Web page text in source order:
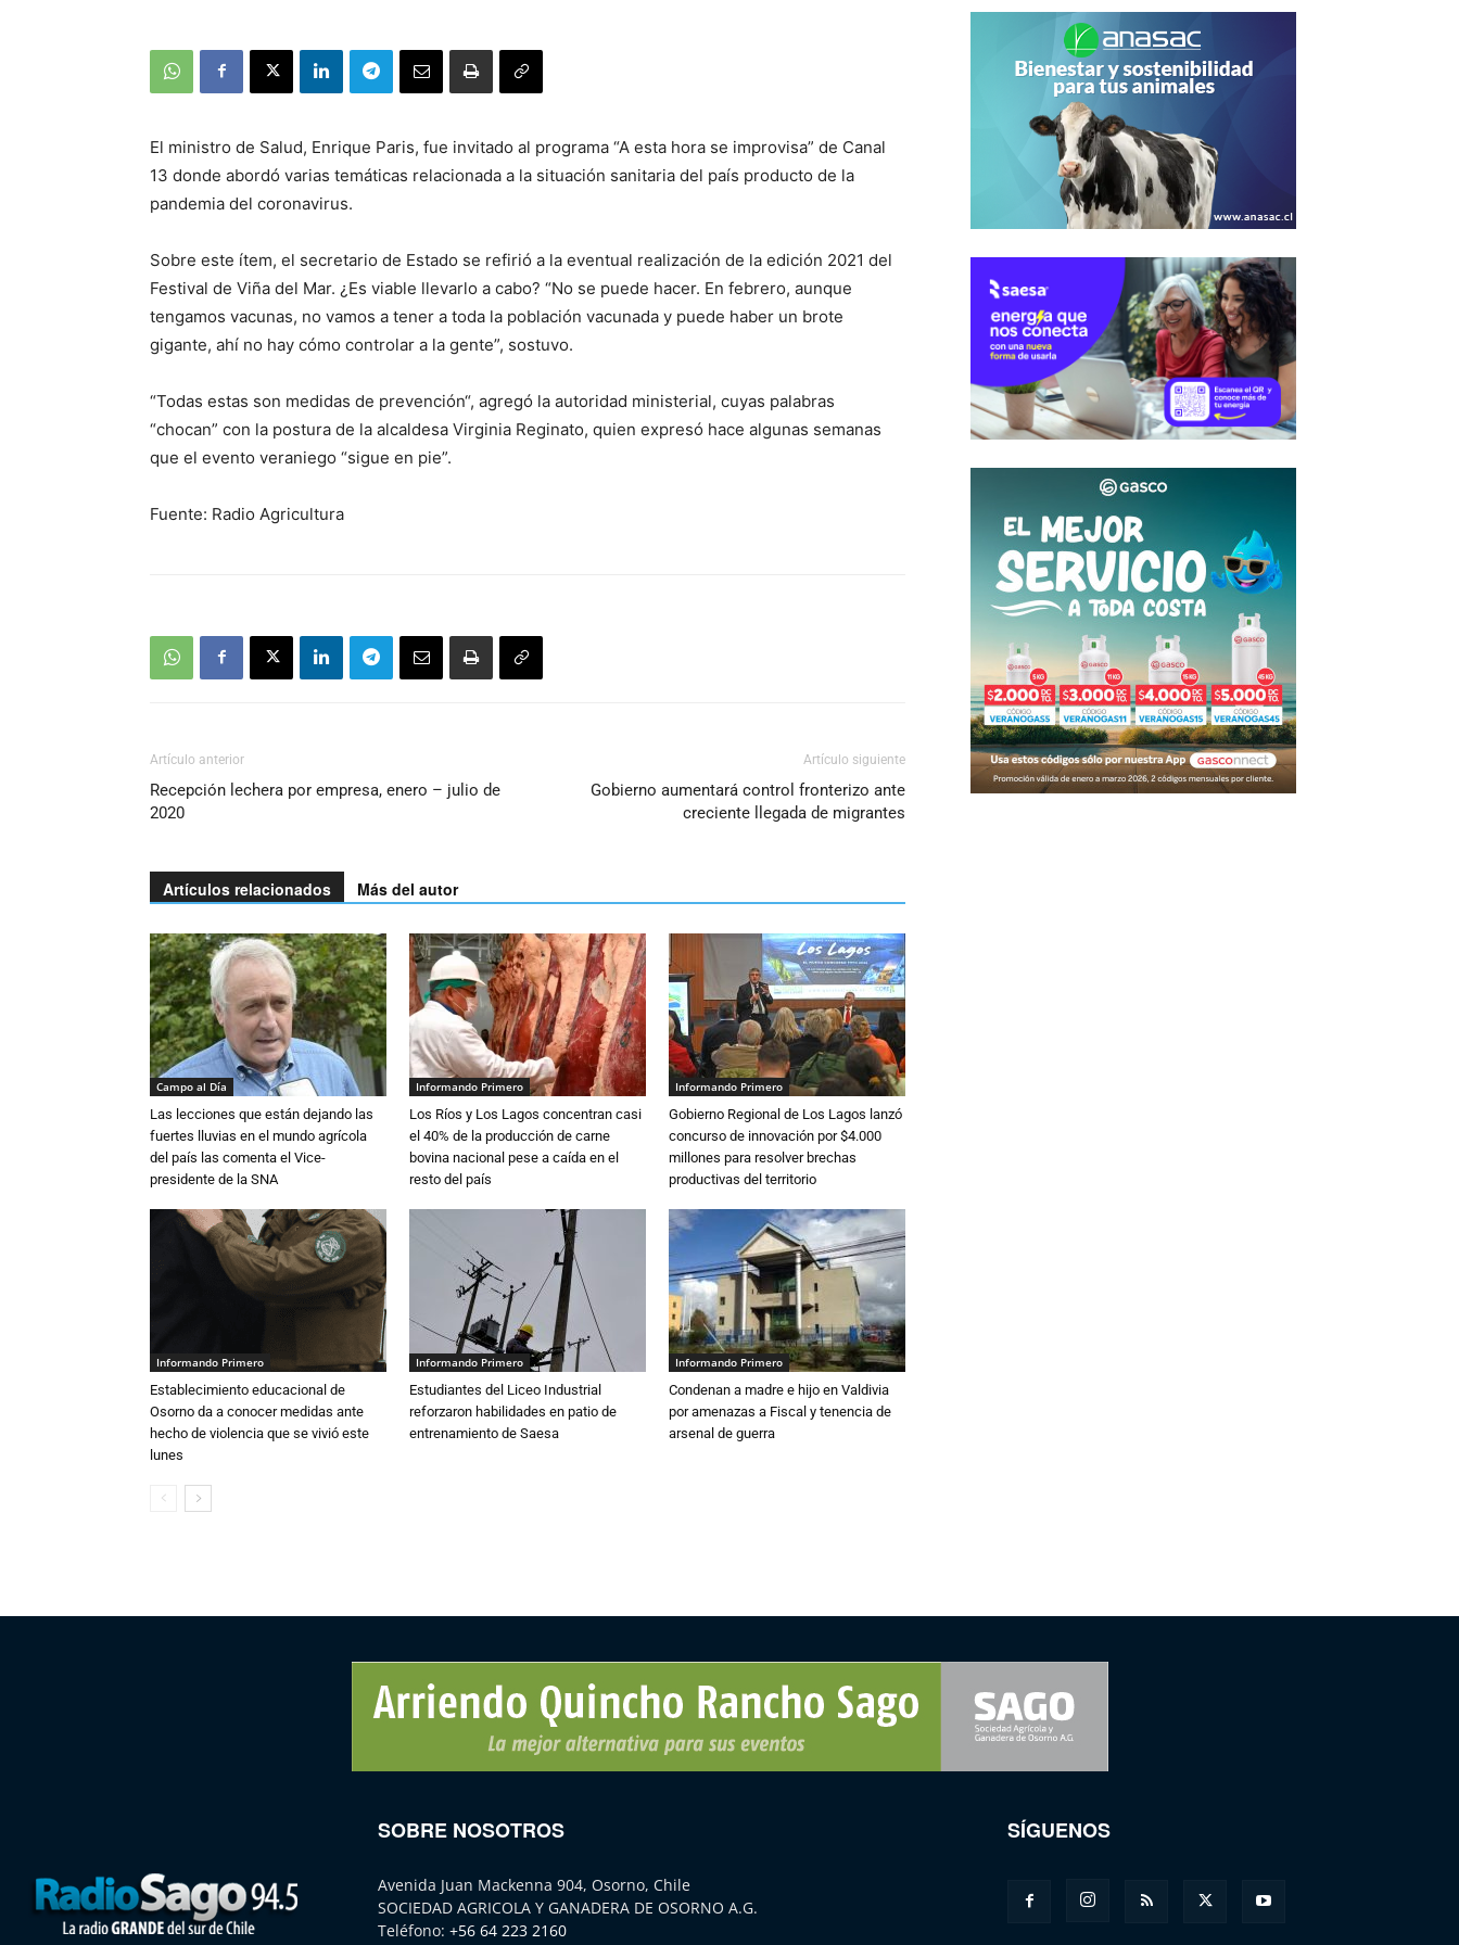
El ministro de Salud, Enrique Paris, fue invitado al programa “A esta hora se improvisa” de Canal
13 donde abordó varias temáticas relacionada a la situación sanitaria del país producto de la
pandemia del coronavirus.
Sobre este ítem, el secretario de Estado se refirió a la eventual realización de la edición 2021 del
Festival de Viña del Mar. ¿Es viable llevarlo a cabo? “No se puede hacer. En febrero, aunque
tengamos vacunas, no vamos a tener a toda la población vacunada y puede haber un brote
gigante, ahí no hay cómo controlar a la gente”, sostuvo.
“Todas estas son medidas de prevención“, agregó la autoridad ministerial, cuyas palabras
“chocan” con la postura de la alcaldesa Virginia Reginato, quien expresó hace algunas semanas
que el evento veraniego “sigue en pie”.
Fuente: Radio Agricultura
Artículo anterior
Recepción lechera por empresa, enero – julio de
2020
Artículo siguiente
Gobierno aumentará control fronterizo ante
creciente llegada de migrantes
Artículos relacionados Más del autor
Campo al Día
Las lecciones que están dejando las
fuertes lluvias en el mundo agrícola
del país las comenta el Vice-
presidente de la SNA
Informando Primero
Los Ríos y Los Lagos concentran casi
el 40% de la producción de carne
bovina nacional pese a caída en el
resto del país
Informando Primero
Gobierno Regional de Los Lagos lanzó
concurso de innovación por $4.000
millones para resolver brechas
productivas del territorio
Informando Primero
Establecimiento educacional de
Osorno da a conocer medidas ante
hecho de violencia que se vivió este
lunes
Informando Primero
Estudiantes del Liceo Industrial
reforzaron habilidades en patio de
entrenamiento de Saesa
Informando Primero
Condenan a madre e hijo en Valdivia
por amenazas a Fiscal y tenencia de
arsenal de guerra
SOBRE NOSOTROS
Avenida Juan Mackenna 904, Osorno, Chile
SOCIEDAD AGRICOLA Y GANADERA DE OSORNO A.G.
Teléfono: +56 64 223 2160
SÍGUENOS